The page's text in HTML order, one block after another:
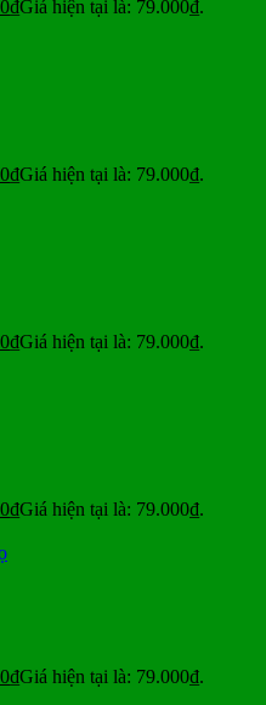
₫Giá hiện tại là: 79.000₫.
₫Giá hiện tại là: 79.000₫.
₫Giá hiện tại là: 79.000₫.
₫Giá hiện tại là: 79.000₫.
₫Giá hiện tại là: 79.000₫.